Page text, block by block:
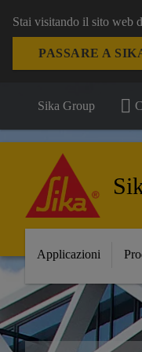
Stai visitando il sito web
PASSARE A
Sika Group
Applicazioni